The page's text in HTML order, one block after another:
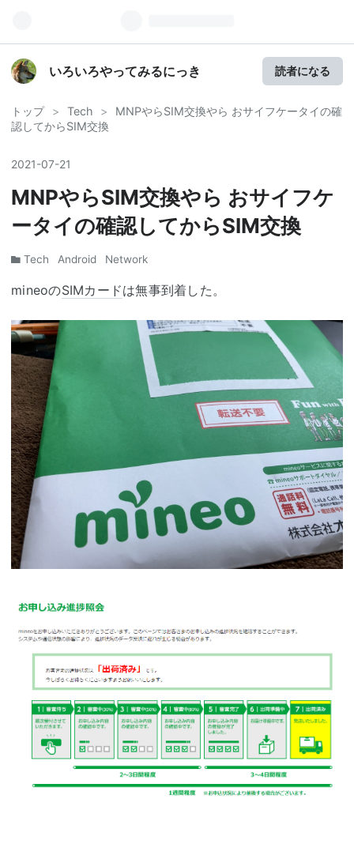
いろいろやってみるにっき 読者になる
トップ > Tech >
MNPやらSIM交換やら おサイフケータイの確
認してからSIM交換
2021-07-21
MNPやらSIM交換やら おサイフケ
ータイの確認してからSIM交換
Tech Android Network
mineoのSIMカードは無事到着した。